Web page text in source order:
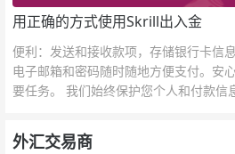
用正确的方式使用Skrill出入金
便利：发送和接收款项，存储银行卡信
电子邮箱和密码随时随地方便支付。安
要任务。 我们始终保护您个人和付款信
外汇交易商